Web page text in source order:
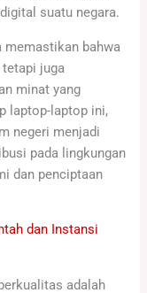
suatu negara.
memastikan bahwa
juga
minat yang
laptop-laptop ini,
negeri menjadi
pada lingkungan
dan penciptaan
dan Instansi
adalah